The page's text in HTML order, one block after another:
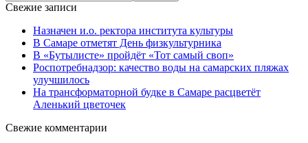
Свежие записи
Назначен и.о. ректора института культуры
В Самаре отметят День физкультурника
В «Бутылисте» пройдёт «Тот самый своп»
Роспотребнадзор: качество воды на самарских пляжах
улучшилось
На трансформаторной будке в Самаре расцветёт
Аленький цветочек
Свежие комментарии